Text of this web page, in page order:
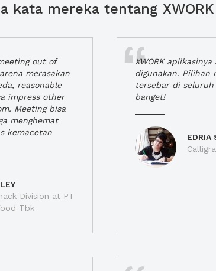
kata mereka tentang
out of
merasakan
reasonable
impress other
Meeting bisa
menghemat
kemacetan
Division at PT
Tbk
XWORK
digunakan. Pilihan
tersebar di seluruh
banget!
EDRIA